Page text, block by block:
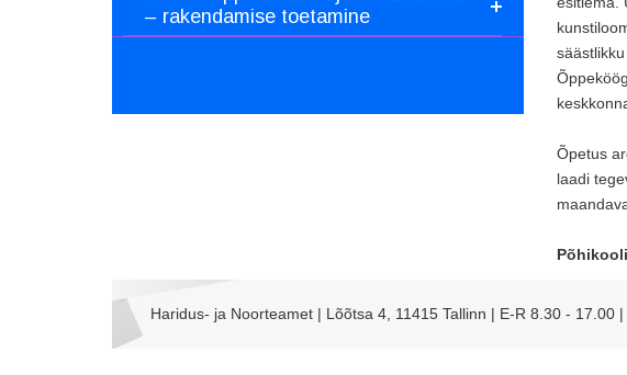
– rakendamise toetamine
Õpetus
laadi
Haridus- ja Noorteamet | Lõõtsa 4, 11415 Tallinn | E-R 8.30 - 17.00